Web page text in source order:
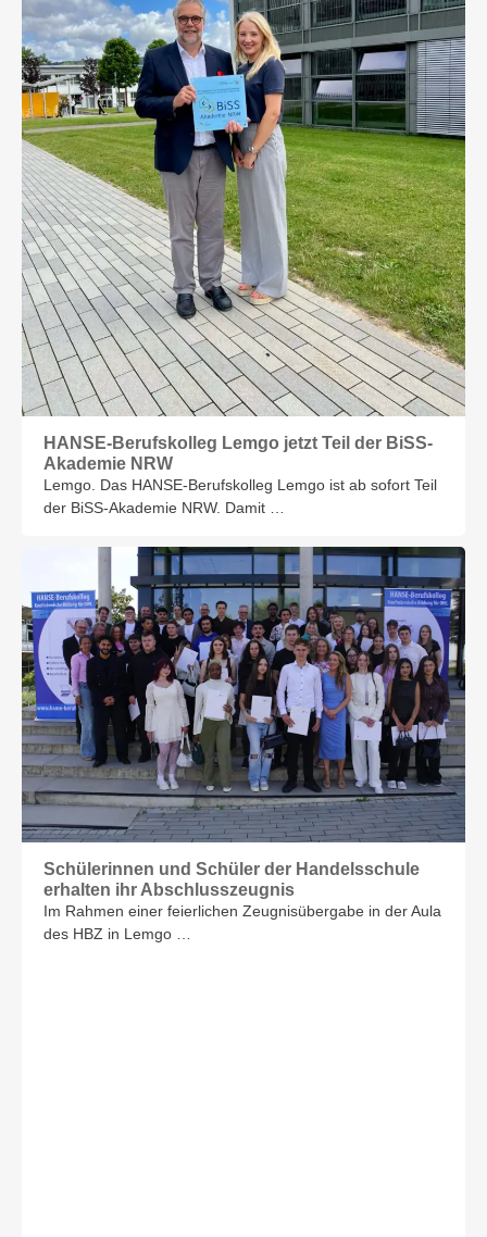
HANSE-Berufskolleg Lemgo jetzt Teil der BiSS-
Akademie NRW
Lemgo. Das HANSE-Berufskolleg Lemgo ist ab sofort Teil
der BiSS-Akademie NRW. Damit …
Schülerinnen und Schüler der Handelsschule
erhalten ihr Abschlusszeugnis
Im Rahmen einer feierlichen Zeugnisübergabe in der Aula
des HBZ in Lemgo …